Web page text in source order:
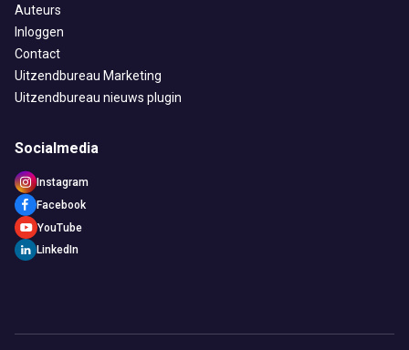
Auteurs
Inloggen
Contact
Uitzendbureau Marketing
Uitzendbureau nieuws plugin
Socialmedia
Instagram
Facebook
YouTube
LinkedIn